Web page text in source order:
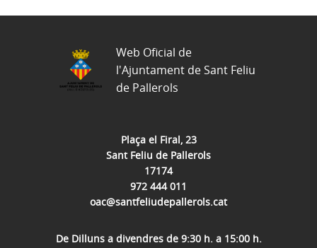
Plaça el Firal, 23
Sant Feliu de Pallerols
17174
972 444 011
oac@santfeliudepallerols.cat
De Dilluns a divendres de 9:30 h. a 15:00 h.
Web Oficial de
l'Ajuntament de Sant Feliu
de Pallerols